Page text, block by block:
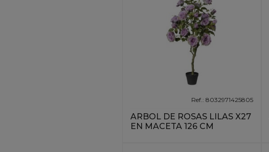
Ref.: 8032971425805
ARBOL DE ROSAS LILAS X27
EN MACETA 126 CM